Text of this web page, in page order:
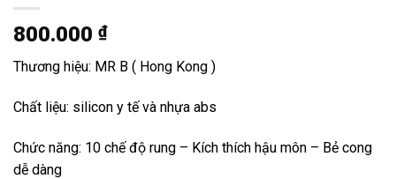
800.000 ₫
Thương hiệu: MR B ( Hong Kong )
Chất liệu: silicon y tế và nhựa abs
Chức năng: 10 chế độ rung – Kích thích hậu môn – Bẻ cong
dễ dàng